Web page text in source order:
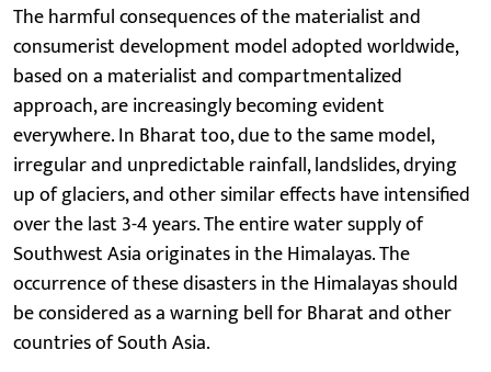
The harmful consequences of the materialist and
consumerist development model adopted worldwide,
based on a materialist and compartmentalized
approach, are increasingly becoming evident
everywhere. In Bharat too, due to the same model,
irregular and unpredictable rainfall, landslides, drying
up of glaciers, and other similar effects have intensified
over the last 3-4 years. The entire water supply of
Southwest Asia originates in the Himalayas. The
occurrence of these disasters in the Himalayas should
be considered as a warning bell for Bharat and other
countries of South Asia.